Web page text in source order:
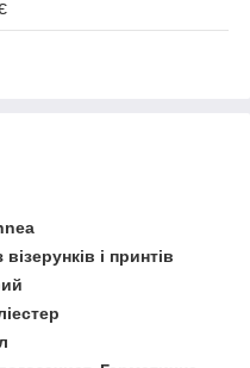
візерунків і принтів